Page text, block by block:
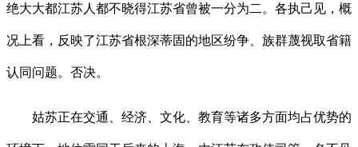
绝大大都江苏人都不晓得江苏省曾被一分为二。各执己见，概
况上看，反映了江苏省根深蒂固的地区纷争、族群蔑视取省籍
认同问题。否决。
姑苏正在交通、经济、文化、教育等诸多方面均占优势的